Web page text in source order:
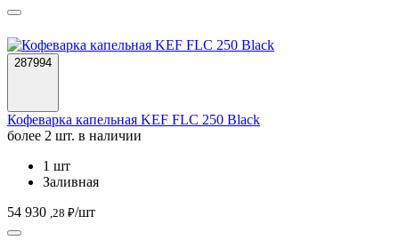
287994
Кофеварка капельная KEF FLC 250 Black
более 2 шт. в наличии
1 шт
Заливная
54 930 ,28 ₽/шт